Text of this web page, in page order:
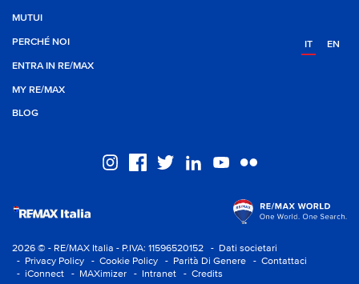
MUTUI
PERCHÉ NOI
ENTRA IN RE/MAX
MY RE/MAX
BLOG
IT EN
2026 © - RE/MAX Italia - P.IVA: 11596520152
- Dati societari
- Privacy Policy
- Cookie Policy - Parità Di Genere
- Contattaci
- iConnect
- MAXimizer - Intranet - Credits